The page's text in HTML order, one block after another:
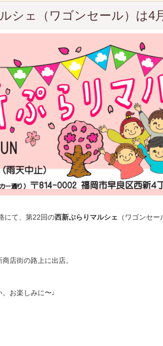
シェ（ワゴンセール）は4
にて、第22回の西新ぷらりマルシェ （ワゴンセー
店街の路上に出店。
お楽しみに〜♩